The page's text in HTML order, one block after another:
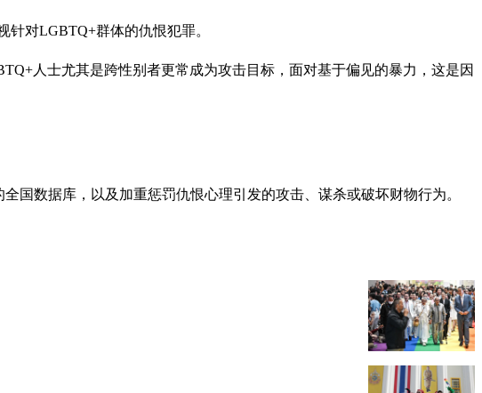
针对LGBTQ+群体的仇恨犯罪。
人士尤其是跨性别者更常成为攻击目标，面对基于偏见的暴力，这是因
国数据库，以及加重惩罚仇恨心理引发的攻击、谋杀或破坏财物行为。